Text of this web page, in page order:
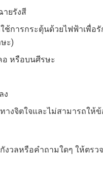
ายรังสี
ช้การกระตุ้นด้วยไฟฟ้าเพื่อ
ะ)
หรือบนศีรษะ
ง
จิตใจและไม่สามารถให้ข้
ลหรือคำถามใดๆ ให้ตรว